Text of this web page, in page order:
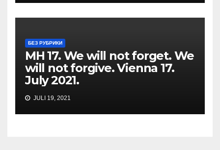
БЕЗ РУБРИКИ
MH 17. We will not forget. We
will not forgive. Vienna 17.
July 2021.
JULI 19, 2021